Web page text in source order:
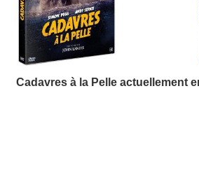
Cadavres à la Pelle actuellement